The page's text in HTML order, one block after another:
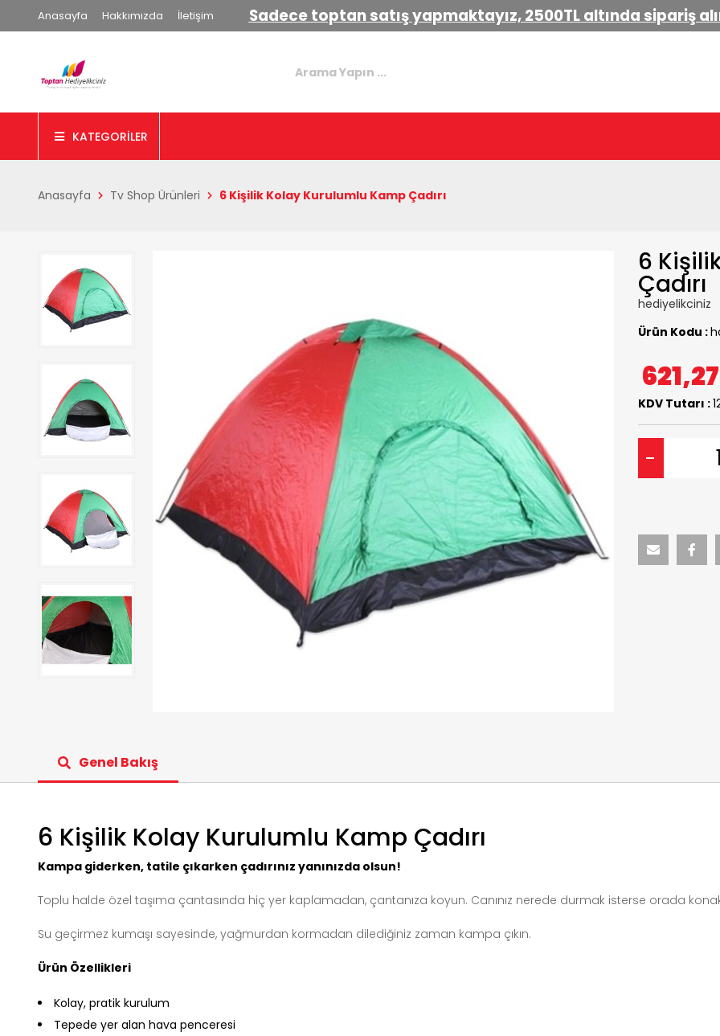
Anasayfa Hakkımızda İletişim Sadece toptan satış yapmaktayız, 2500TL altında sipariş
KATEGORİLER
Anasayfa Tv Shop Ürünleri 6 Kişilik Kolay Kurulumlu Kamp Çadırı
6
Çadırı
hediyelikciniz
Ürün Kodu :
621,27
KDV Tutarı :
-
Genel Bakış
6 Kişilik Kolay Kurulumlu Kamp Çadırı
Kampa giderken, tatile çıkarken çadırınız yanınızda olsun!
Toplu halde özel taşıma çantasında hiç yer kaplamadan, çantanıza koyun. Canınız nerede durmak isterse orada
Su geçirmez kumaşı sayesinde, yağmurdan kormadan dilediğiniz zaman kampa çıkın.
Ürün Özellikleri
Kolay, pratik kurulum
Tepede yer alan hava penceresi